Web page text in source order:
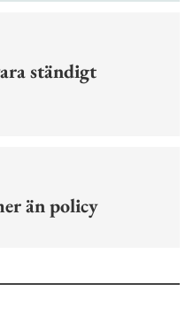
ständigt
än policy